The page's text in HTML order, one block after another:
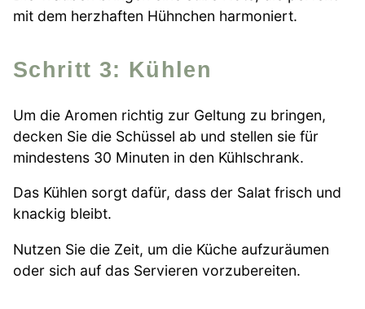
mit dem herzhaften Hühnchen harmoniert.
Schritt 3: Kühlen
Um die Aromen richtig zur Geltung zu bringen,
decken Sie die Schüssel ab und stellen sie für
mindestens 30 Minuten in den Kühlschrank.
Das Kühlen sorgt dafür, dass der Salat frisch und
knackig bleibt.
Nutzen Sie die Zeit, um die Küche aufzuräumen
oder sich auf das Servieren vorzubereiten.